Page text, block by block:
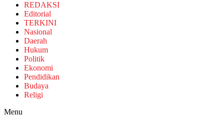
REDAKSI
Editorial
TERKINI
Nasional
Daerah
Hukum
Politik
Ekonomi
Pendidikan
Budaya
Religi
Menu